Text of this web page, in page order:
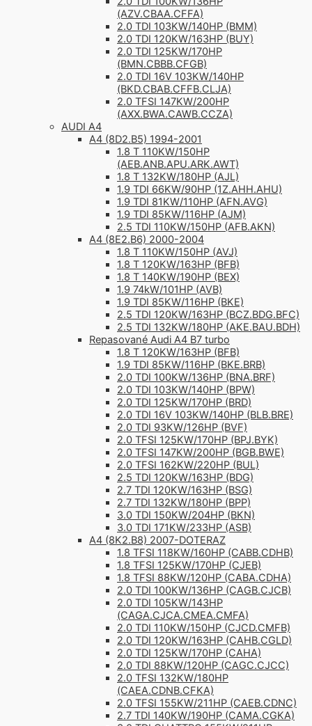
(AZV.CBAA.CFFA)
2.0 TDI 103KW/140HP (BMM)
2.0 TDI 120KW/163HP (BUY)
2.0 TDI 125KW/170HP
(BMN.CBBB.CFGB)
2.0 TDI 16V 103KW/140HP
(BKD.CBAB.CFFB.CLJA)
2.0 TFSI 147KW/200HP
(AXX.BWA.CAWB.CCZA)
AUDI A4
A4 (8D2.B5) 1994-2001
1.8 T 110KW/150HP
(AEB.ANB.APU.ARK.AWT)
1.8 T 132KW/180HP (AJL)
1.9 TDI 66KW/90HP (1Z.AHH.AHU)
1.9 TDI 81KW/110HP (AFN.AVG)
1.9 TDI 85KW/116HP (AJM)
2.5 TDI 110KW/150HP (AFB.AKN)
A4 (8E2.B6) 2000-2004
1.8 T 110KW/150HP (AVJ)
1.8 T 120KW/163HP (BFB)
1.8 T 140KW/190HP (BEX)
1.9 74kW/101HP (AVB)
1.9 TDI 85KW/116HP (BKE)
2.5 TDI 120KW/163HP (BCZ.BDG.BFC)
2.5 TDI 132KW/180HP (AKE.BAU.BDH)
Repasované Audi A4 B7 turbo
1.8 T 120KW/163HP (BFB)
1.9 TDI 85KW/116HP (BKE.BRB)
2.0 TDI 100KW/136HP (BNA.BRF)
2.0 TDI 103KW/140HP (BPW)
2.0 TDI 125KW/170HP (BRD)
2.0 TDI 16V 103KW/140HP (BLB.BRE)
2.0 TDI 93KW/126HP (BVF)
2.0 TFSI 125KW/170HP (BPJ.BYK)
2.0 TFSI 147KW/200HP (BGB.BWE)
2.0 TFSI 162KW/220HP (BUL)
2.5 TDI 120KW/163HP (BDG)
2.7 TDI 120KW/163HP (BSG)
2.7 TDI 132KW/180HP (BPP)
3.0 TDI 150KW/204HP (BKN)
3.0 TDI 171KW/233HP (ASB)
A4 (8K2.B8) 2007-DOTERAZ
1.8 TFSI 118KW/160HP (CABB.CDHB)
1.8 TFSI 125KW/170HP (CJEB)
1.8 TFSI 88KW/120HP (CABA.CDHA)
2.0 TDI 100KW/136HP (CAGB.CJCB)
2.0 TDI 105KW/143HP
(CAGA.CJCA.CMEA.CMFA)
2.0 TDI 110KW/150HP (CJCD.CMFB)
2.0 TDI 120KW/163HP (CAHB.CGLD)
2.0 TDI 125KW/170HP (CAHA)
2.0 TDI 88KW/120HP (CAGC.CJCC)
2.0 TFSI 132KW/180HP
(CAEA.CDNB.CFKA)
2.0 TFSI 155KW/211HP (CAEB.CDNC)
2.7 TDI 140KW/190HP (CAMA.CGKA)